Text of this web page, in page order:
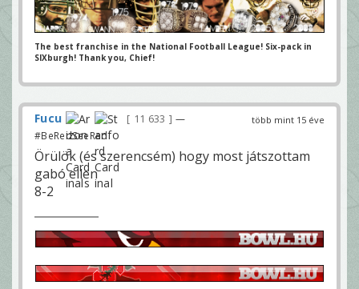
The best franchise in the National Football League! Six-pack in
SIXburgh! Thank you, Chief!
több mint 15 éve
Fucu 11 633
—
#BeRedSeeRed
Örülök (és szerencsém) hogy most játszottam
gabó ellen
8-2